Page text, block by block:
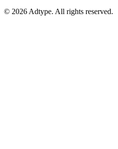
© 2026 Adtype. All rights reserved.